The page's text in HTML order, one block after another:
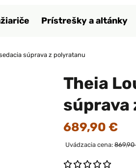
Prístrešky a altánky
súprava z polyratanu
Theia
súprava
689,90 €
Uvádzacia cena: